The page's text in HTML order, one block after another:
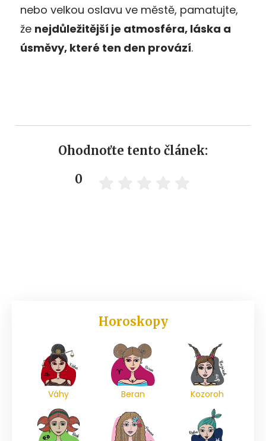
nebo velkou oslavu ve městě, pamatujte,
že nejdůležitější je atmosféra, láska a
úsměvy, které ten den provází.
Ohodnoťte tento článek:
0
Horoskopy
Váhy Beran Kozoroh